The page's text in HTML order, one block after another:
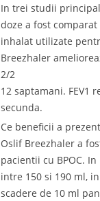
In trei studii
doze a fost
inhalat utilizate
Breezhaler
2/2
12 saptamani. FEV1
secunda.
Ce beneficii a
Oslif Breezhaler a
pacientii cu BPOC.
intre 150 si 190 ml,
scadere de 10 ml